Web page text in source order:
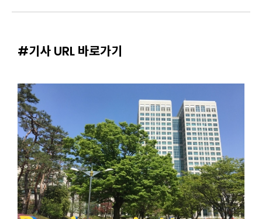
#기사 URL 바로가기
Content